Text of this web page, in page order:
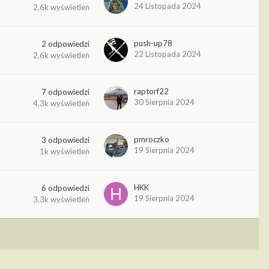
2,6k wyświetleń 24 Listopada 2024
2 odpowiedzi
2,6k wyświetleń
push-up78
22 Listopada 2024
7odpowiedzi
4,3k wyświetleń
raptorf22
30 Sierpnia 2024
3 odpowiedzi
1k wyświetleń
pmroczko
19 Sierpnia 2024
6 odpowiedzi
3,3k wyświetleń
HKK
19 Sierpnia 2024